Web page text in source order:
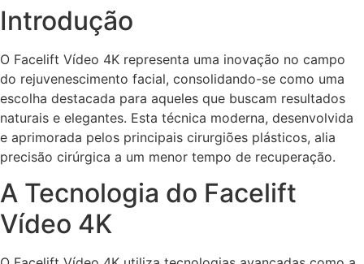
Introdução
O Facelift Vídeo 4K representa uma inovação no campo
do rejuvenescimento facial, consolidando-se como uma
escolha destacada para aqueles que buscam resultados
naturais e elegantes. Esta técnica moderna, desenvolvida
e aprimorada pelos principais cirurgiões plásticos, alia
precisão cirúrgica a um menor tempo de recuperação.
A Tecnologia do Facelift
Vídeo 4K